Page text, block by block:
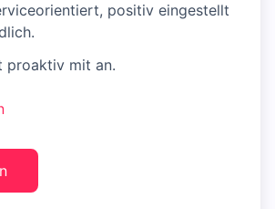
positiv eingestellt
proaktiv mit an.